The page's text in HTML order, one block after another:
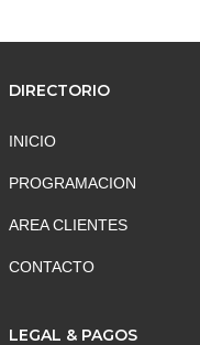
DIRECTORIO
INICIO
PROGRAMACION
AREA CLIENTES
CONTACTO
LEGAL & PAGOS